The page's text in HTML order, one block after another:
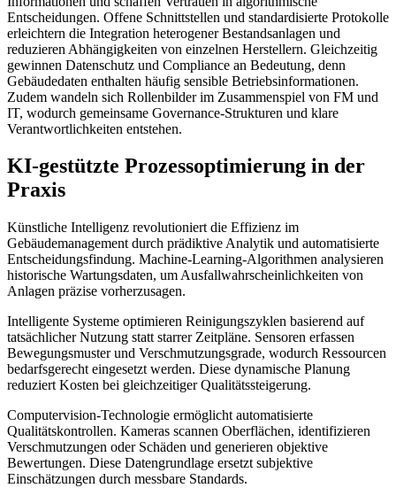
Entscheidungen. Offene Schnittstellen und standardisierte Protokolle
erleichtern die Integration heterogener Bestandsanlagen und
reduzieren Abhängigkeiten von einzelnen Herstellern. Gleichzeitig
gewinnen Datenschutz und Compliance an Bedeutung, denn
Gebäudedaten enthalten häufig sensible Betriebsinformationen.
Zudem wandeln sich Rollenbilder im Zusammenspiel von FM und
IT, wodurch gemeinsame Governance-Strukturen und klare
Verantwortlichkeiten entstehen.
KI-gestützte Prozessoptimierung in der
Praxis
Künstliche Intelligenz revolutioniert die Effizienz im
Gebäudemanagement durch prädiktive Analytik und automatisierte
Entscheidungsfindung. Machine-Learning-Algorithmen analysieren
historische Wartungsdaten, um Ausfallwahrscheinlichkeiten von
Anlagen präzise vorherzusagen.
Intelligente Systeme optimieren Reinigungszyklen basierend auf
tatsächlicher Nutzung statt starrer Zeitpläne. Sensoren erfassen
Bewegungsmuster und Verschmutzungsgrade, wodurch Ressourcen
bedarfsgerecht eingesetzt werden. Diese dynamische Planung
reduziert Kosten bei gleichzeitiger Qualitätssteigerung.
Computervision-Technologie ermöglicht automatisierte
Qualitätskontrollen. Kameras scannen Oberflächen, identifizieren
Verschmutzungen oder Schäden und generieren objektive
Bewertungen. Diese Datengrundlage ersetzt subjektive
Einschätzungen durch messbare Standards.